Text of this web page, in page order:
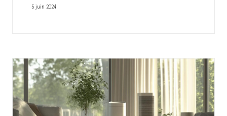
5 juin 2024